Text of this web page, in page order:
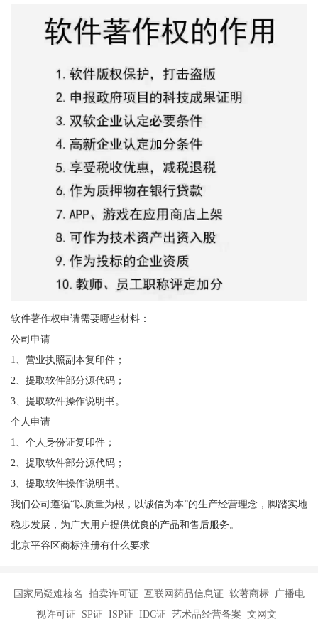
软件著作权申请需要哪些材料：
公司申请
1、营业执照副本复印件；
2、提取软件部分源代码；
3、提取软件操作说明书。
个人申请
1、个人身份证复印件；
2、提取软件部分源代码；
3、提取软件操作说明书。
我们公司遵循“以质量为根，以诚信为本”的生产经营理念，脚踏实地
稳步发展，为广大用户提供优良的产品和售后服务。
北京平谷区商标注册有什么要求
国家局疑难核名 拍卖许可证 互联网药品信息证 软著商标 广播电
视许可证 SP证 ISP证 IDC证 艺术品经营备案 文网文